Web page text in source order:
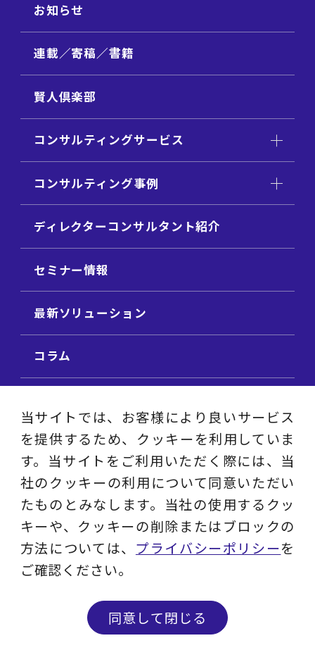
お知らせ
連載／寄稿／書籍
賢人倶楽部
コンサルティングサービス
コンサルティング事例
ディレクターコンサルタント紹介
セミナー情報
最新ソリューション
コラム
ビジネステーマ解説集
動画ライブラリ
採用サイト
プライバシーポリシー
ソーシャルメディアアカウントポリシー
© 2023 - 2026 Layers Consulting Co., Ltd.
当サイトでは、お客様により良いサービス
を提供するため、クッキーを利用していま
す。当サイトをご利用いただく際には、当
社のクッキーの利用について同意いただい
たものとみなします。当社の使用するクッ
キーや、クッキーの削除またはブロックの
方法については、 プライバシーポリシーを
ご確認ください。
同意して閉じる